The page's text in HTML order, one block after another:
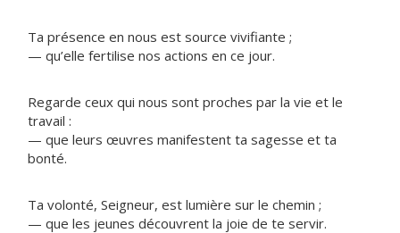
Ta présence en nous est source vivifiante ;
— qu’elle fertilise nos actions en ce jour.
Regarde ceux qui nous sont proches par la vie et le
travail :
— que leurs œuvres manifestent ta sagesse et ta
bonté.
Ta volonté, Seigneur, est lumière sur le chemin ;
— que les jeunes découvrent la joie de te servir.